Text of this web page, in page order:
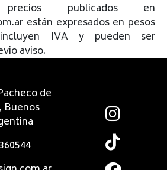
publicados en
están expresados en pesos
IVA y pueden ser
aviso.
de
Buenos